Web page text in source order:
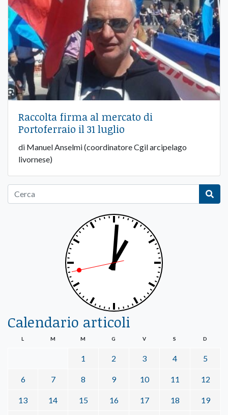
Raccolta firma al mercato di
Portoferraio il 31 luglio
di Manuel Anselmi (coordinatore Cgil arcipelago
livornese)
Calendario articoli
L M M G V S D
1 2 3 4 5
6 7 8 9 10 11 12
13 14 15 16 17 18 19